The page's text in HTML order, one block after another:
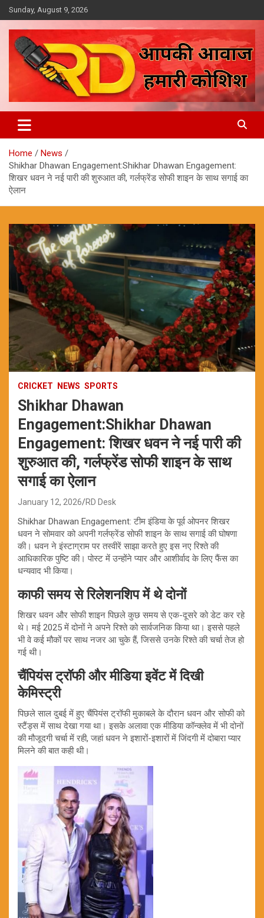
Skip
to
content
Sunday, August 9, 2026
Reporter Diaries
Home
News
Shikhar Dhawan Engagement:Shikhar Dhawan Engagement:
शिखर धवन ने नई पारी की शुरुआत की, गर्लफ्रेंड सोफी शाइन के साथ सगाई का
ऐलान
CRICKET NEWS SPORTS
Shikhar Dhawan
Engagement:Shikhar Dhawan
Engagement: शिखर धवन ने नई पारी की
शुरुआत की, गर्लफ्रेंड सोफी शाइन के साथ
सगाई का ऐलान
January 12, 2026 RD Desk
Shikhar Dhawan Engagement: टीम इंडिया के पूर्व ओपनर शिखर
धवन ने सोमवार को अपनी गर्लफ्रेंड सोफी शाइन के साथ सगाई की घोषणा
की। धवन ने इंस्टाग्राम पर तस्वीरें साझा करते हुए इस नए रिश्ते की
आधिकारिक पुष्टि की। पोस्ट में उन्होंने प्यार और आशीर्वाद के लिए फैंस का
धन्यवाद भी किया।
काफी समय से रिलेशनशिप में थे दोनों
शिखर धवन और सोफी शाइन पिछले कुछ समय से एक-दूसरे को डेट कर रहे
थे। मई 2025 में दोनों ने अपने रिश्ते को सार्वजनिक किया था। इससे पहले
भी वे कई मौकों पर साथ नजर आ चुके हैं, जिससे उनके रिश्ते की चर्चा तेज हो
गई थी।
चैंपियंस ट्रॉफी और मीडिया इवेंट में दिखी
केमिस्ट्री
पिछले साल दुबई में हुए चैंपियंस ट्रॉफी मुकाबले के दौरान धवन और सोफी को
स्टैंड्स में साथ देखा गया था। इसके अलावा एक मीडिया कॉन्क्लेव में भी दोनों
की मौजूदगी चर्चा में रही, जहां धवन ने इशारों-इशारों में जिंदगी में दोबारा प्यार
मिलने की बात कही थी।